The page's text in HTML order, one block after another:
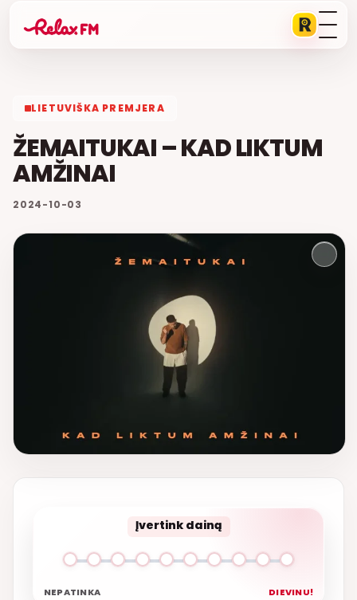
LIETUVIŠKA PREMJERA
ŽEMAITUKAI – KAD LIKTUM
AMŽINAI
2024-10-03
Įvertink dainą
NEPATINKA DIEVINU!